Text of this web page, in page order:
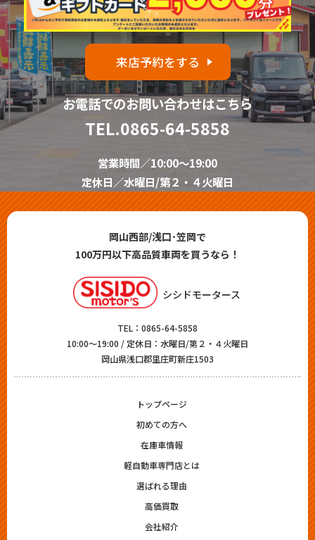
来店予約をする
お電話でのお問い合わせはこちら
TEL.0865-64-5858
営業時間／10:00～19:00
定休日／水曜日/第２・４火曜日
岡山西部/浅口･笠岡で
100万円以下高品質車両を買うなら！
シシドモータース
TEL： 0865-64-5858
10:00～19:00 / 定休日：水曜日/第２・４火曜日
岡山県浅口郡里庄町新庄1503
トップページ
初めての方へ
在庫車情報
軽自動車専門店とは
選ばれる理由
高価買取
会社紹介